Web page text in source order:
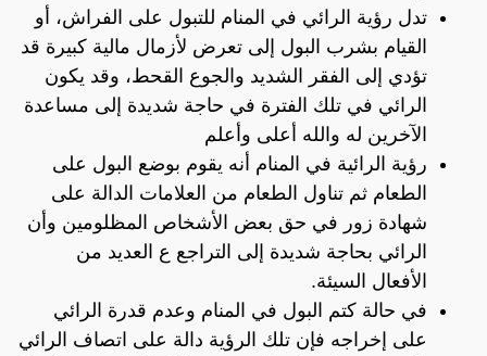
تدل رؤية الرائي في المنام للتبول على الفراش، أو
القيام بشرب البول إلى تعرض لأزمال مالية كبيرة قد
تؤدي إلى الفقر الشديد والجوع القحط، وقد يكون
الرائي في تلك الفترة في حاجة شديدة إلى مساعدة
الآخرين له والله أعلى وأعلم
رؤية الرائية في المنام أنه يقوم بوضع البول على
الطعام ثم تناول الطعام من العلامات الدالة على
شهادة زور في حق بعض الأشخاص المظلومين وأن
الرائي بحاجة شديدة إلى التراجع ع العديد من
الأفعال السيئة.
في حالة كتم البول في المنام وعدم قدرة الرائي
على إخراجه فإن تلك الرؤية دالة على اتصاف الرائي